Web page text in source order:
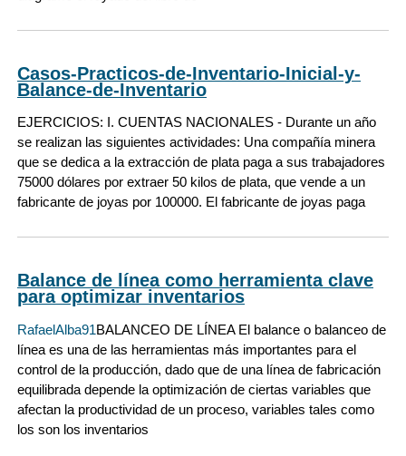
Casos-Practicos-de-Inventario-Inicial-y-
Balance-de-Inventario
EJERCICIOS: I. CUENTAS NACIONALES - Durante un año
se realizan las siguientes actividades: Una compañía minera
que se dedica a la extracción de plata paga a sus trabajadores
75000 dólares por extraer 50 kilos de plata, que vende a un
fabricante de joyas por 100000. El fabricante de joyas paga
Balance de línea como herramienta clave
para optimizar inventarios
RafaelAlba91BALANCEO DE LÍNEA El balance o balanceo de
línea es una de las herramientas más importantes para el
control de la producción, dado que de una línea de fabricación
equilibrada depende la optimización de ciertas variables que
afectan la productividad de un proceso, variables tales como
los son los inventarios